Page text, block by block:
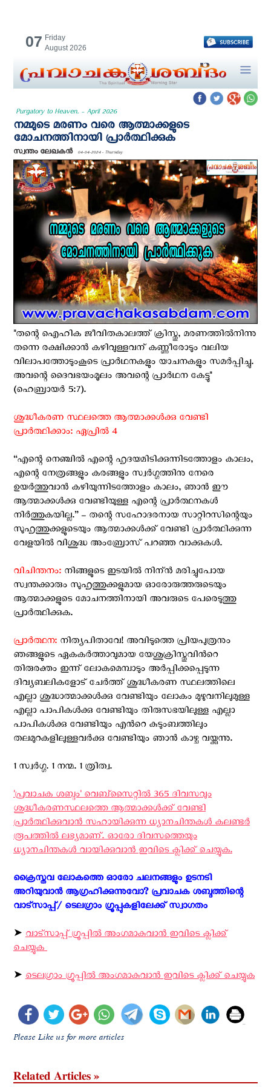
07 Friday
August 2026
Purgatory to Heaven. - April 2026
നമ്മുടെ മരണം വരെ ആത്മാക്കളുടെ
മോചനത്തിനായി പ്രാര്‍ത്ഥിക്കുക
സ്വന്തം ലേഖകന്‍ 04-04-2024 - Thursday
"തന്റെ ഐഹിക ജീവിതകാലത്ത് ക്രിസ്തു, മരണത്തില്‍നിന്നു
തന്നെ രക്ഷിക്കാന്‍ കഴിവുള്ളവന് കണ്ണീരോടും വലിയ
വിലാപത്തോടുംകൂടെ പ്രാര്‍ഥനകളും യാചനകളും സമര്‍പ്പിച്ചു.
അവന്റെ ദൈവഭയംമൂലം അവന്റെ പ്രാര്‍ഥന കേട്ടു"
(ഹെബ്രായര്‍ 5:7).
ശുദ്ധീകരണ സ്ഥലത്തെ ആത്മാക്കൾക്കു വേണ്ടി
പ്രാർത്ഥിക്കാം: ഏപ്രില്‍ 4
“എന്റെ നെഞ്ചില്‍ എന്റെ ഹൃദയമിടിക്കുന്നിടത്തോളം കാലം,
എന്റെ നേത്രങ്ങളും കരങ്ങളും സ്വര്‍ഗ്ഗത്തിനു നേരെ
ഉയര്‍ത്തുവാന്‍ കഴിയുന്നിടത്തോളം കാലം, ഞാന്‍ ഈ
ആത്മാക്കള്‍ക്കു വേണ്ടിയുള്ള എന്റെ പ്രാര്‍ത്ഥനകള്‍
നിര്‍ത്തുകയില്ല.” – തന്റെ സഹോദരനായ സാറ്റിറസിന്റെയും
സുഹൃത്തുക്കളുടെയും ആത്മാക്കള്‍ക്ക് വേണ്ടി പ്രാര്‍ത്ഥിക്കുന്ന
വേളയില്‍ വിശുദ്ധ അംബ്രോസ് പറഞ്ഞ വാക്കുകള്‍.
വിചിന്തനം: നിങ്ങളുടെ ഇടയില്‍ നിന്ന്‍ മരിച്ചുപോയ
സ്വന്തക്കാരും സുഹൃത്തുക്കളുമായ ഓരോരുത്തരുടെയും
ആത്മാക്കളുടെ മോചനത്തിനായി അവരുടെ പേരെടുത്തു
പ്രാര്‍ത്ഥിക്കുക.
പ്രാര്‍ത്ഥന: നിത്യപിതാവേ! അവിടുത്തെ പ്രിയപുത്രനും
ഞങ്ങളുടെ ഏകകര്‍ത്താവുമായ യേശുക്രിസ്തുവിന്‍റെ
തിരുരക്തം ഇന്ന് ലോകമെമ്പാടും അര്‍പ്പിക്കപ്പെടുന്ന
ദിവ്യബലികളോട് ചേര്‍ത്ത് ശുദ്ധീകരണ സ്ഥലത്തിലെ
എല്ലാ ശുദ്ധാത്മാക്കള്‍ക്കു വേണ്ടിയും ലോകം മുഴുവനിലുമുള്ള
എല്ലാ പാപികള്‍ക്കു വേണ്ടിയും തിരുസഭയിലുള്ള എല്ലാ
പാപികള്‍ക്കു വേണ്ടിയും എന്‍റെ കുടുംബത്തിലും
തലമുറകളിലുള്ളവര്‍ക്കു വേണ്ടിയും ഞാന്‍ കാഴ്ച വയ്ക്കുന്നു.
1 സ്വര്‍ഗ്ഗ. 1 നന്മ. 1 ത്രിത്വ.
'പ്രവാചക ശബ്ദം' വെബ്സൈറ്റില്‍ 365 ദിവസവും
ശുദ്ധീകരണസ്ഥലത്തെ ആത്മാക്കള്‍ക്ക് വേണ്ടി
പ്രാര്‍ത്ഥിക്കുവാന്‍ സഹായിക്കുന്ന ധ്യാനചിന്തകള്‍ കലണ്ടര്‍
രൂപത്തില്‍ ലഭ്യമാണ്. ഓരോ ദിവസത്തെയും
ധ്യാനചിന്തകള്‍ വായിക്കുവാന്‍ ഇവിടെ ക്ലിക്ക് ചെയ്യുക.
ക്രൈസ്തവ ലോകത്തെ ഓരോ ചലനങ്ങളും ഉടനടി
അറിയുവാന്‍ ആഗ്രഹിക്കുന്നുവോ? പ്രവാചക ശബ്ദത്തിന്റെ
വാട്സാപ്പ്/ ടെലഗ്രാം ഗ്രൂപ്പുകളിലേക്ക് സ്വാഗതം ‍
➤ വാട്സാപ്പ് ഗ്രൂപ്പിൽ അംഗമാകുവാൻ ഇവിടെ ക്ലിക്ക്
ചെയ്യുക
➤ ടെലഗ്രാം ഗ്രൂപ്പിൽ അംഗമാകുവാൻ ഇവിടെ ക്ലിക്ക് ചെയ്യുക
Please Like us for more articles
Related Articles »